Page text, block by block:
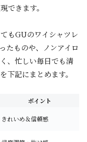
できます。
もGUのワイシャツレ
たものや、ノンアイロ
、忙しい毎日でも清
下記にまとめます。
ポイント
きれいめ＆信頼感